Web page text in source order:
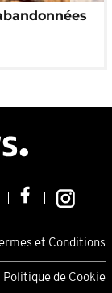
et Conditions
Politique de Cookie